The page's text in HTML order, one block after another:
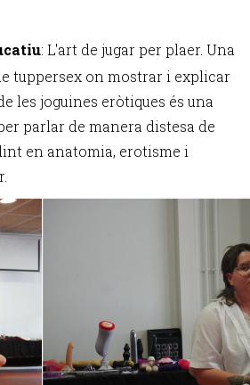
: L'art de jugar per plaer. Una
tuppersex on mostrar i explicar
les joguines eròtiques és una
parlar de manera distesa de
en anatomia, erotisme i